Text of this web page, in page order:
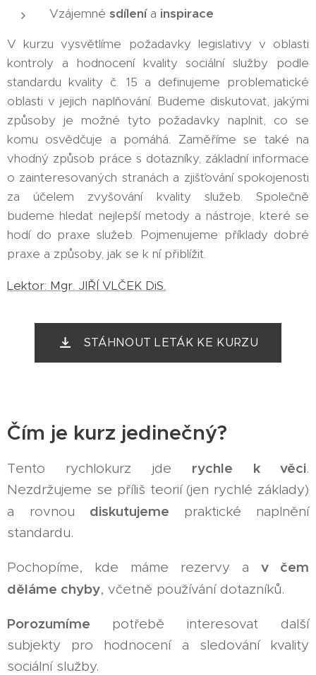
Vzájemné sdílení a inspirace
V kurzu vysvětlíme požadavky legislativy v oblasti
kontroly a hodnocení kvality sociální služby podle
standardu kvality č. 15 a definujeme problematické
oblasti v jejich naplňování. Budeme diskutovat, jakými
způsoby je možné tyto požadavky naplnit, co se
komu osvědčuje a pomáhá. Zaměříme se také na
vhodný způsob práce s dotazníky, základní informace
o zainteresovaných stranách a zjišťování spokojenosti
za účelem zvyšování kvality služeb. Společně
budeme hledat nejlepší metody a nástroje, které se
hodí do praxe služeb. Pojmenujeme příklady dobré
praxe a způsoby, jak se k ní přiblížit.
Lektor: Mgr. JIŘÍ VLČEK DiS.
STÁHNOUT LETÁK KE KURZU
Čím je kurz jedinečný?
Tento rychlokurz jde rychle k věci.
Nezdržujeme se příliš teorií (jen rychlé základy)
a rovnou diskutujeme praktické naplnění
standardu.
Pochopíme, kde máme rezervy a v čem
děláme chyby, včetně používání dotazníků.
Porozumíme potřebě interesovat další
subjekty pro hodnocení a sledování kvality
sociální služby.